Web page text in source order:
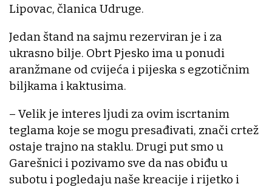
Lipovac, članica Udruge.
Jedan štand na sajmu rezerviran je i za
ukrasno bilje. Obrt Pjesko ima u ponudi
aranžmane od cvijeća i pijeska s egzotičnim
biljkama i kaktusima.
– Velik je interes ljudi za ovim iscrtanim
teglama koje se mogu presađivati, znači crtež
ostaje trajno na staklu. Drugi put smo u
Garešnici i pozivamo sve da nas obiđu u
subotu i pogledaju naše kreacije i rijetko i